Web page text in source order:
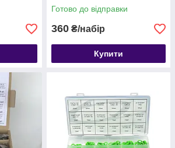
Готово до відправки
360 ₴/набір
Купити